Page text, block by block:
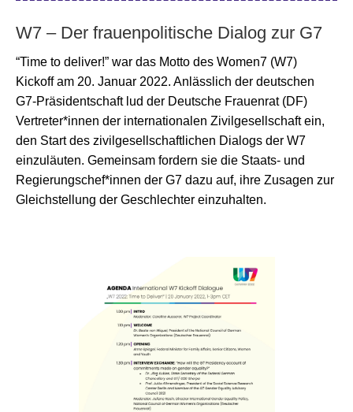
W7 – Der frauenpolitische Dialog zur G7
“Time to deliver!” war das Motto des Women7 (W7)
Kickoff am 20. Januar 2022. Anlässlich der deutschen
G7-Präsidentschaft lud der Deutsche Frauenrat (DF)
Vertreter*innen der internationalen Zivilgesellschaft ein,
den Start des zivilgesellschaftlichen Dialogs der W7
einzuläuten. Gemeinsam fordern sie die Staats- und
Regierungschef*innen der G7 dazu auf, ihre Zusagen zur
Gleichstellung der Geschlechter einzuhalten.